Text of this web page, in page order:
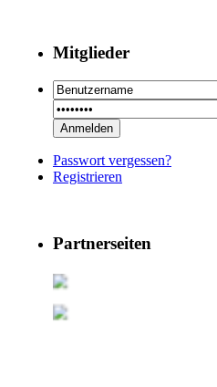
PSSE 36.3.1
Thread : PSSE 36.3.1
29 RSoft v2025
Autor : Prepress2
Thread : 29 RSoft v2025
Autor : Prepress2
Mitglieder
Passwort vergessen?
Registrieren
Partnerseiten